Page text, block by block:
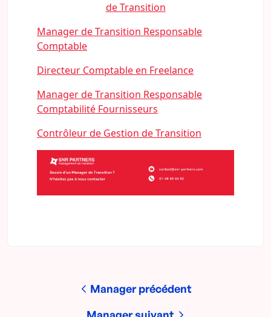
de Transition
Manager de Transition Responsable
Comptable
Directeur Comptable en Freelance
Manager de Transition Responsable
Comptabilité Fournisseurs
Contrôleur de Gestion de Transition
Manager précédent
Manager suivant